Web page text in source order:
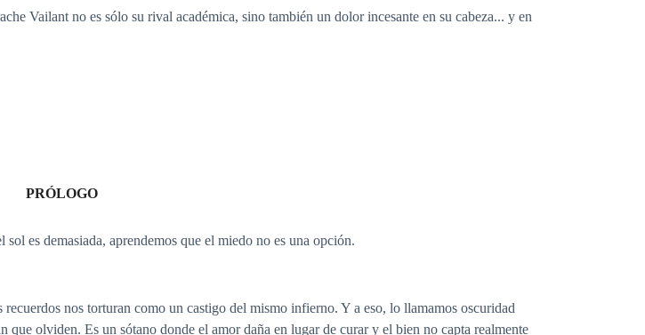
Vailant no es sólo su rival académica, sino también un dolor incesante en su cabeza... y en
PRÓLOGO
es demasiada, aprendemos que el miedo no es una opción.
nos torturan como un castigo del mismo infierno. Y a eso, lo llamamos oscuridad
que olviden. Es un sótano donde el amor daña en lugar de curar y el bien no capta realmente